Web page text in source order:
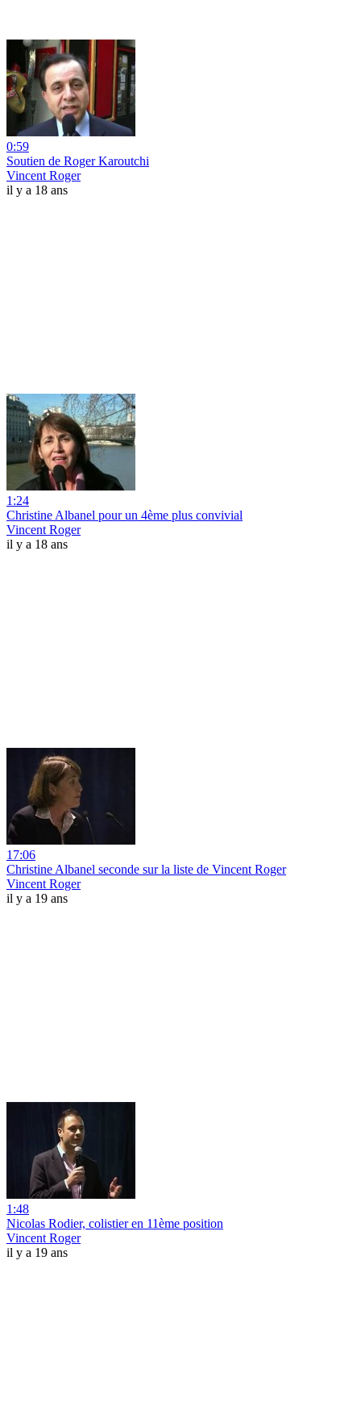
0:59
Soutien de Roger Karoutchi
Vincent Roger
il y a 18 ans
1:24
Christine Albanel pour un 4ème plus convivial
Vincent Roger
il y a 18 ans
17:06
Christine Albanel seconde sur la liste de Vincent Roger
Vincent Roger
il y a 19 ans
1:48
Nicolas Rodier, colistier en 11ème position
Vincent Roger
il y a 19 ans